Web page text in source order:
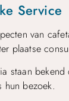
Service
van
plaatse
staan
hun bezoek.